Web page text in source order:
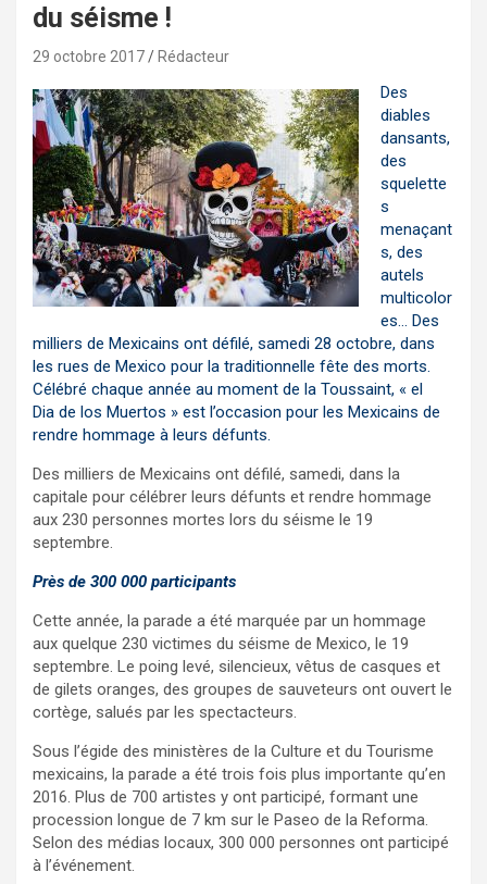
du séisme !
29 octobre 2017 Rédacteur
Des
diables
dansants,
des
squelette
s
menaçant
s, des
autels
multicolor
es… Des
milliers de Mexicains ont défilé, samedi 28 octobre, dans
les rues de Mexico pour la traditionnelle fête des morts.
Célébré chaque année au moment de la Toussaint, « el
Dia de los Muertos » est l’occasion pour les Mexicains de
rendre hommage à leurs défunts.
Des milliers de Mexicains ont défilé, samedi, dans la
capitale pour célébrer leurs défunts et rendre hommage
aux 230 personnes mortes lors du séisme le 19
septembre.
Près de 300 000 participants
Cette année, la parade a été marquée par un hommage
aux quelque 230 victimes du séisme de Mexico, le 19
septembre. Le poing levé, silencieux, vêtus de casques et
de gilets oranges, des groupes de sauveteurs ont ouvert le
cortège, salués par les spectacteurs.
Sous l’égide des ministères de la Culture et du Tourisme
mexicains, la parade a été trois fois plus importante qu’en
2016. Plus de 700 artistes y ont participé, formant une
procession longue de 7 km sur le Paseo de la Reforma.
Selon des médias locaux, 300 000 personnes ont participé
à l’événement.